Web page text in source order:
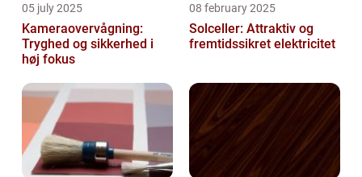
05 july 2025
Kameraovervågning:
Tryghed og sikkerhed i
høj fokus
08 february 2025
Solceller: Attraktiv og
fremtidssikret elektricitet